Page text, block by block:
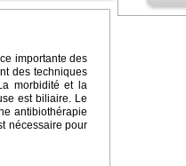
importante des
des techniques
morbidité et la
est biliaire. Le
antibiothérapie
nécessaire pour